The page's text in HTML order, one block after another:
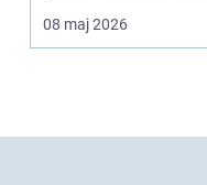
faktum. Det handlar ...
08 maj 2026